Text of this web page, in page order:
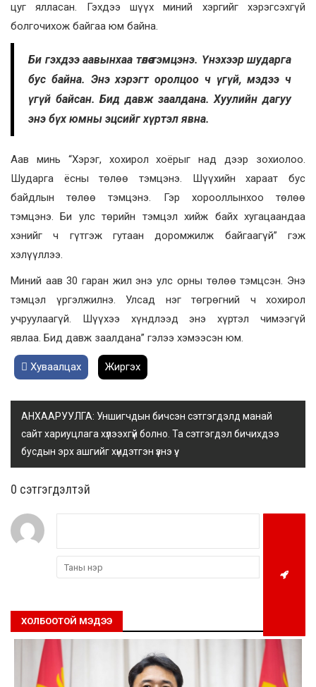
цуг ялласан. Гэхдээ шүүх миний хэргийг хэрэгсэхгүй
болгочихож байгаа юм байна.
Би гэхдээ аавынхаа төлөө тэмцэнэ. Үнэхээр шударга
бус байна. Энэ хэрэгт оролцоо ч үгүй, мэдээ ч
үгүй байсан. Бид давж заалдана. Хуулийн дагуу
энэ бүх юмны эцсийг хүртэл явна.
Аав минь “Хэрэг, хохирол хоёрыг над дээр зохиолоо.
Шударга ёсны төлөө тэмцэнэ. Шүүхийн хараат бус
байдлын төлөө тэмцэнэ. Гэр хорооллынхоо төлөө
тэмцэнэ. Би улс төрийн тэмцэл хийж байх хугацаандаа
хэнийг ч гүтгэж гутаан доромжилж байгаагүй” гэж
хэлүүллээ.
Миний аав 30 гаран жил энэ улс орны төлөө тэмцсэн. Энэ
тэмцэл үргэлжилнэ. Улсад нэг төгрөгний ч хохирол
учруулаагүй. Шүүхээ хүндлээд энэ хүртэл чимээгүй
явлаа. Бид давж заалдана” гэлээ хэмээсэн юм.
Хуваалцах Жиргэх
АНХААРУУЛГА: Уншигчдын бичсэн сэтгэгдэлд манай
сайт хариуцлага хүлээхгүй болно. Та сэтгэгдэл бичихдээ
бусдын эрх ашгийг хүндэтгэн үзнэ үү.
0 cэтгэгдэлтэй
ХОЛБООТОЙ МЭДЭЭ